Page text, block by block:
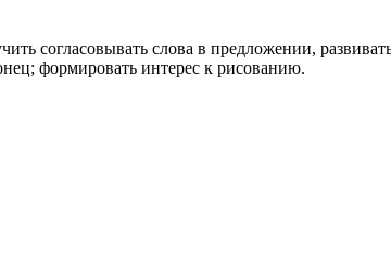
согласовывать слова в предложении,
формировать интерес к рисованию.